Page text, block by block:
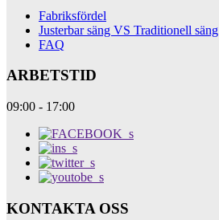
Fabriksfördel
Justerbar säng VS Traditionell säng
FAQ
ARBETSTID
09:00 - 17:00
KONTAKTA OSS